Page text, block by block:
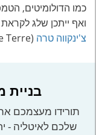
כמו הדולומיטים,
ואף ייתכן שלג
צ'ינקווה טרה (Cinque Terre), מזג האוויר נעים.
בניית
תורידו מעצמכם
שלכם לאיטליה -